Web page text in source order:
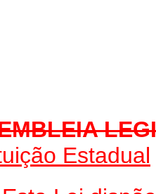
Estadual